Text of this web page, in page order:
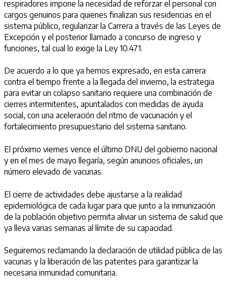
respiradores impone la necesidad de reforzar el personal con
cargos genuinos para quienes finalizan sus residencias en el
sistema público, regularizar la Carrera a través de las Leyes de
Excepción y el posterior llamado a concurso de ingreso y
funciones, tal cual lo exige la Ley 10.471.
De acuerdo a lo que ya hemos expresado, en esta carrera
contra el tiempo frente a la llegada del invierno, la estrategia
para evitar un colapso sanitario requiere una combinación de
cierres intermitentes, apuntalados con medidas de ayuda
social, con una aceleración del ritmo de vacunación y el
fortalecimiento presupuestario del sistema sanitario.
El próximo viernes vence el último DNU del gobierno nacional
y en el mes de mayo llegaría, según anuncios oficiales, un
número elevado de vacunas.
El cierre de actividades debe ajustarse a la realidad
epidemiológica de cada lugar para que junto a la inmunización
de la población objetivo permita aliviar un sistema de salud que
ya lleva varias semanas al límite de su capacidad.
Seguiremos reclamando la declaración de utilidad pública de las
vacunas y la liberación de las patentes para garantizar la
necesaria inmunidad comunitaria.